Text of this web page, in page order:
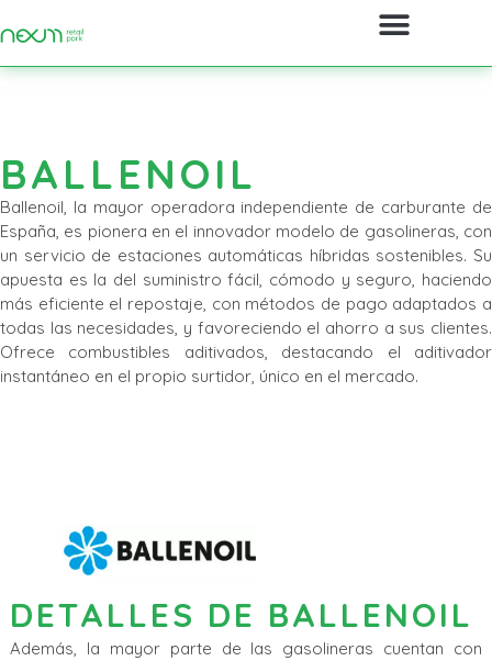
BALLENOIL
Ballenoil, la mayor operadora independiente de carburante de
España, es pionera en el innovador modelo de gasolineras, con
un servicio de estaciones automáticas híbridas sostenibles. Su
apuesta es la del suministro fácil, cómodo y seguro, haciendo
más eficiente el repostaje, con métodos de pago adaptados a
todas las necesidades, y favoreciendo el ahorro a sus clientes.
Ofrece combustibles aditivados, destacando el aditivador
instantáneo en el propio surtidor, único en el mercado.
DETALLES DE BALLENOIL
Además, la mayor parte de las gasolineras cuentan con